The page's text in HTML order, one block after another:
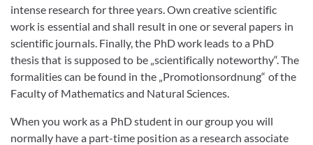
intense research for three years. Own creative scientific
work is essential and shall result in one or several papers in
scientific journals. Finally, the PhD work leads to a PhD
thesis that is supposed to be „scientifically noteworthy“. The
formalities can be found in the „Promotionsordnung“ of the
Faculty of Mathematics and Natural Sciences.
When you work as a PhD student in our group you will
normally have a part-time position as a research associate